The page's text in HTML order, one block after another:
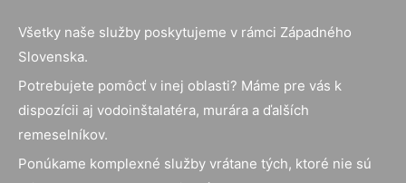
Všetky naše služby poskytujeme v rámci Západného
Slovenska.
Potrebujete pomôcť v inej oblasti? Máme pre vás k
dispozícii aj vodoinštalatéra, murára a ďalších
remeselníkov.
Ponúkame komplexné služby vrátane tých, ktoré nie sú